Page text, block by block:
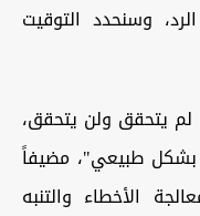
وسنحدد التوقيت
يتحقق ولن يتحقق،
طبيعي"، مضيفاً
الأخطاء والتنبه